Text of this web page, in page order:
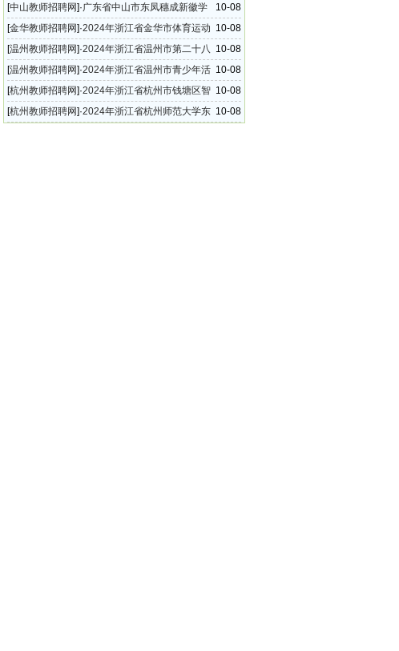
2024年第一次公开招聘人员公告
10-08
[中山教师招聘网]·广东省中山市东凤穗成新徽学
校2024年秋学期教师招聘公告
10-08
[金华教师招聘网]·2024年浙江省金华市体育运动
学校教师招聘公告
10-08
[温州教师招聘网]·2024年浙江省温州市第二十八
幼儿园教师招聘信息
10-08
[温州教师招聘网]·2024年浙江省温州市青少年活
动中心招聘合同制教师启事
10-08
[杭州教师招聘网]·2024年浙江省杭州市钱塘区智
城幼儿园临时代课教师招聘公告
10-08
[杭州教师招聘网]·2024年浙江省杭州师范大学东